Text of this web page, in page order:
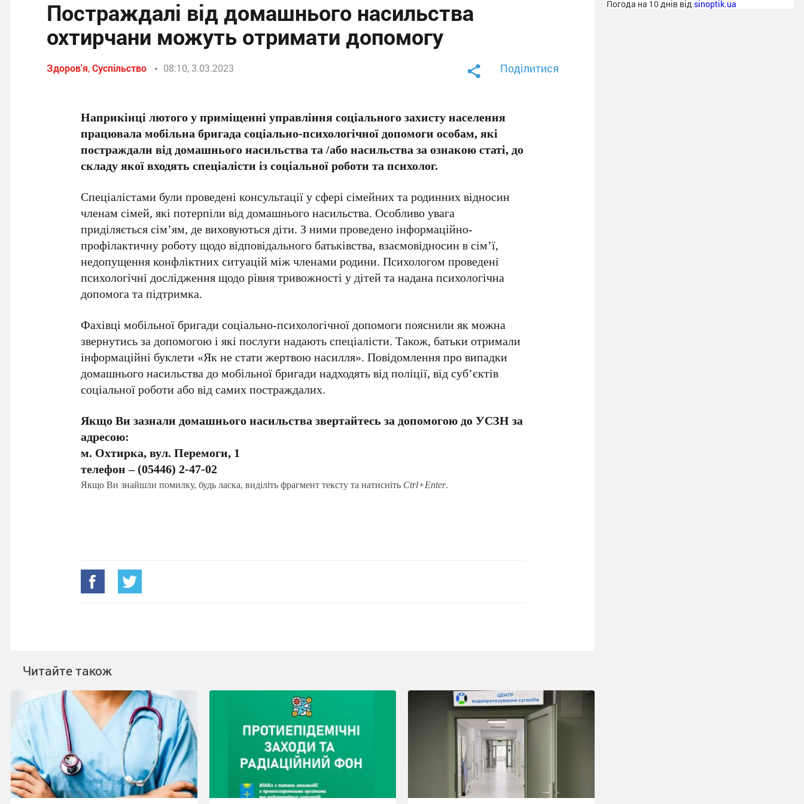
Постраждалі від домашнього насильства
охтирчани можуть отримати допомогу
Здоров'я,Суспільство 08:10, 3.03.2023 Поділитися
Наприкінці лютого у приміщенні управління соціального захисту населення
працювала мобільна бригада соціально-психологічної допомоги особам, які
постраждали від домашнього насильства та /або насильства за ознакою статі, до
складу якої входять спеціалісти із соціальної роботи та психолог.
Спеціалістами були проведені консультації у сфері сімейних та родинних відносин
членам сімей, які потерпіли від домашнього насильства. Особливо увага
приділяється сім’ям, де виховуються діти. З ними проведено інформаційно-
профілактичну роботу щодо відповідального батьківства, взаємовідносин в сім’ї,
недопущення конфліктних ситуацій між членами родини. Психологом проведені
психологічні дослідження щодо рівня тривожності у дітей та надана психологічна
допомога та підтримка.
Фахівці мобільної бригади соціально-психологічної допомоги пояснили як можна
звернутись за допомогою і які послуги надають спеціалісти. Також, батьки отримали
інформаційні буклети «Як не стати жертвою насилля». Повідомлення про випадки
домашнього насильства до мобільної бригади надходять від поліції, від суб’єктів
соціальної роботи або від самих постраждалих.
Якщо Ви зазнали домашнього насильства звертайтесь за допомогою до УСЗН за
адресою:
м. Охтирка, вул. Перемоги, 1
телефон – (05446) 2-47-02
Якщо Ви знайшли помилку, будь ласка, виділіть фрагмент тексту та натисніть Ctrl+Enter.
Читайте також
Погода на 10 днів від sinoptik.ua